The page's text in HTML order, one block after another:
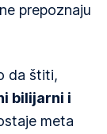
prepoznaju
da štiti,
bilijarni i
meta